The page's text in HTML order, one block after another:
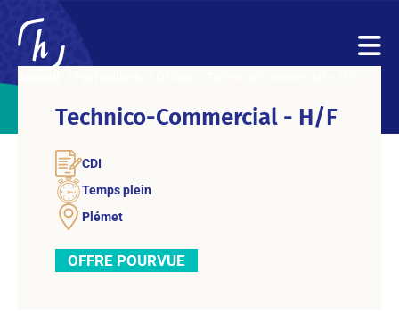
Technico-Commercial - H/F
CDI
Temps plein
Plémet
OFFRE POURVUE